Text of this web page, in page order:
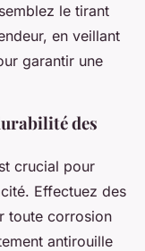
le tirant
en veillant
garantir une
des
crucial pour
Effectuez des
toute corrosion
antirouille